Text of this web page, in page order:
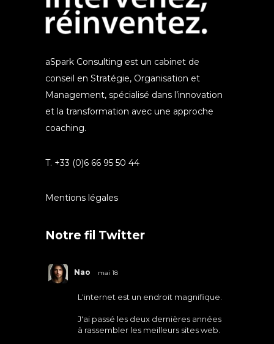
aSpark Consulting est un cabinet de
conseil en Stratégie, Organisation et
Management, spécialisé dans l’innovation
et la transformation avec une approche
coaching.
T. +33 (0)6 66 95 50 44
Mentions légales
Notre fil Twitter
Nao mai 18
L'internet est un endroit magnifique.
J'ai passé les deux dernières années
à rassembler les meilleurs sites web.